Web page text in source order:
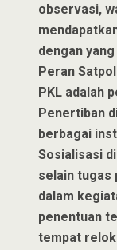
observasi,
dengan
Peran
PKL adalah
Penertiban
berbagai
Sosialisasi
selain tugas
dalam
penentuan
tempat